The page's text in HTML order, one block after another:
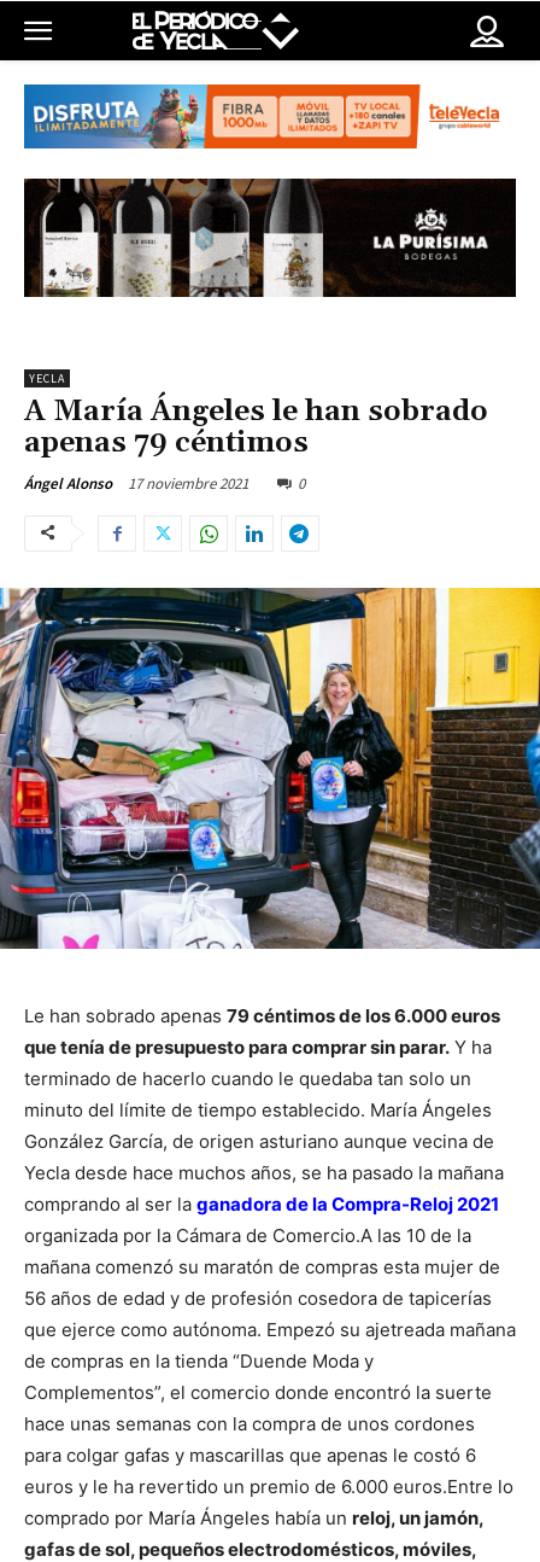
YECLA
A María Ángeles le han sobrado
apenas 79 céntimos
Ángel Alonso 17 noviembre 2021 0
Le han sobrado apenas 79 céntimos de los 6.000 euros
que tenía de presupuesto para comprar sin parar. Y ha
terminado de hacerlo cuando le quedaba tan solo un
minuto del límite de tiempo establecido. María Ángeles
González García, de origen asturiano aunque vecina de
Yecla desde hace muchos años, se ha pasado la mañana
comprando al ser la ganadora de la Compra-Reloj 2021
organizada por la Cámara de Comercio.A las 10 de la
mañana comenzó su maratón de compras esta mujer de
56 años de edad y de profesión cosedora de tapicerías
que ejerce como autónoma. Empezó su ajetreada mañana
de compras en la tienda “Duende Moda y
Complementos”, el comercio donde encontró la suerte
hace unas semanas con la compra de unos cordones
para colgar gafas y mascarillas que apenas le costó 6
euros y le ha revertido un premio de 6.000 euros.Entre lo
comprado por María Ángeles había un reloj, un jamón,
gafas de sol, pequeños electrodomésticos, móviles,